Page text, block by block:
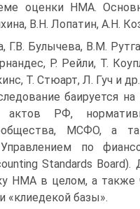
оценки НМА.
В.Н. Лопатин, А.Н.
Г.В. Булычева, В.М.
Р. Рейли, Т.
Т. Стюарт, Л. Гуч и др.
баируется на
актов РФ,
МСФО, а
по
Standards
НМА в целом, а также
«клиедекой базы».